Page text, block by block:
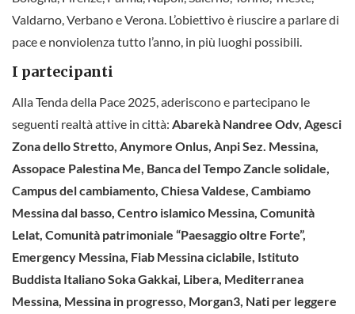
Valdarno, Verbano e Verona. L’obiettivo è riuscire a parlare di
pace e nonviolenza tutto l’anno, in più luoghi possibili.
I partecipanti
Alla Tenda della Pace 2025, aderiscono e partecipano le
seguenti realtà attive in città: Abarekà Nandree Odv, Agesci
Zona dello Stretto, Anymore Onlus, Anpi Sez. Messina,
Assopace Palestina Me, Banca del Tempo Zancle solidale,
Campus del cambiamento, Chiesa Valdese, Cambiamo
Messina dal basso, Centro islamico Messina, Comunità
Lelat, Comunità patrimoniale “Paesaggio oltre Forte”,
Emergency Messina, Fiab Messina ciclabile, Istituto
Buddista Italiano Soka Gakkai, Libera, Mediterranea
Messina, Messina in progresso, Morgan3, Nati per leggere